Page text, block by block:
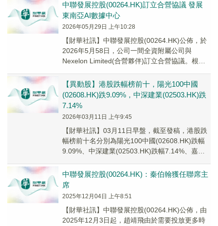
中聯發展控股(00264.HK)訂立合營協議 發展
東南亞AI數據中心
2026年05月29日 上午10:28
【財華社訊】中聯發展控股(00264.HK)公佈，於
2026年5月58日，公司一間全資附屬公司與
Nexelon Limited(合營夥伴)訂立合營協議。根據
【異動股】港股跌幅榜前十，陽光100中國
(02608.HK)跌9.09%，中深建業(02503.HK)跌
7.14%
2026年03月11日 上午9:45
【財華社訊】03月11日早盤，截至發稿，港股跌
幅榜前十名分別為陽光100中國(02608.HK)跌幅
9.09%、中深建業(02503.HK)跌幅7.14%、嘉高
中聯發展控股(00264.HK)：秦伯翰獲任聯席主
席
2025年12月04日 上午8:51
【財華社訊】中聯發展控股(00264.HK)公佈，由
2025年12月3日起，趙靖飛由於需要投放更多時